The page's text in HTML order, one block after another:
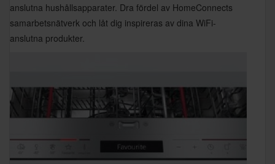
anslutna hushållsapparater. Dra fördel av HomeConnects
samarbetsnätverk och låt dig inspireras av dina WiFi-
anslutna produkter.